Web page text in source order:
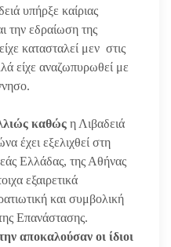
υπήρξε καίριας
την εδραίωση της
κατασταλεί μεν στις
είχε αναζωπυρωθεί με
καθώς η Λιβαδειά
έχει εξελιχθεί στη
Ελλάδας, της Αθήνας
εξαιρετικά
και συμβολική
Επανάστασης.
αποκαλούσαν οι ίδιοι